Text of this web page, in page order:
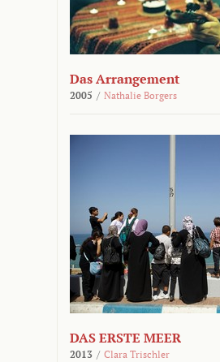
Das Arrangement
2005 / Nathalie Borgers
DAS ERSTE MEER
2013 / Clara Trischler